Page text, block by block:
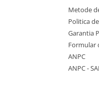
Metode
Politica
Garantia
Formular
ANPC
ANPC -